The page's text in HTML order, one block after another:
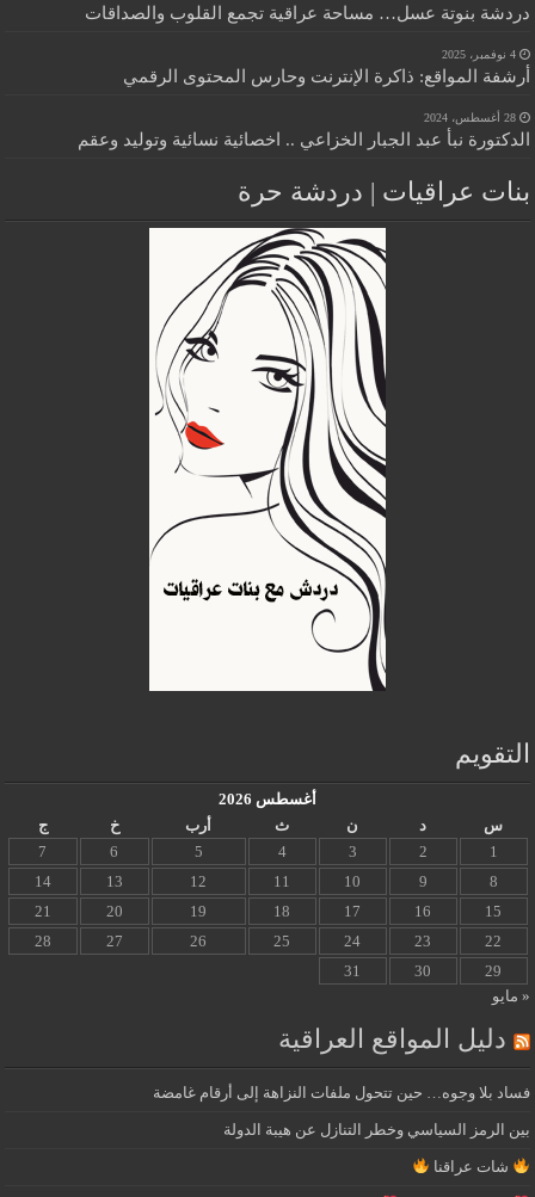
دردشة بنوتة عسل… مساحة عراقية تجمع القلوب والصداقات
4 نوفمبر، 2025
أرشفة المواقع: ذاكرة الإنترنت وحارس المحتوى الرقمي
28 أغسطس، 2024
الدكتورة نبأ عبد الجبار الخزاعي .. اخصائية نسائية وتوليد وعقم
بنات عراقيات | دردشة حرة
التقويم
أغسطس 2026
س
د ن ث أرب خ
ج
1
2
3
4
5
6
7
8
9
10
11
12
13
14
15
16
17
18
19
20
21
22
23
24
25
26
27
28
29
30
31
« مايو
دليل المواقع العراقية
فساد بلا وجوه… حين تتحول ملفات النزاهة إلى أرقام غامضة
بين الرمز السياسي وخطر التنازل عن هيبة الدولة
شات عراقنا